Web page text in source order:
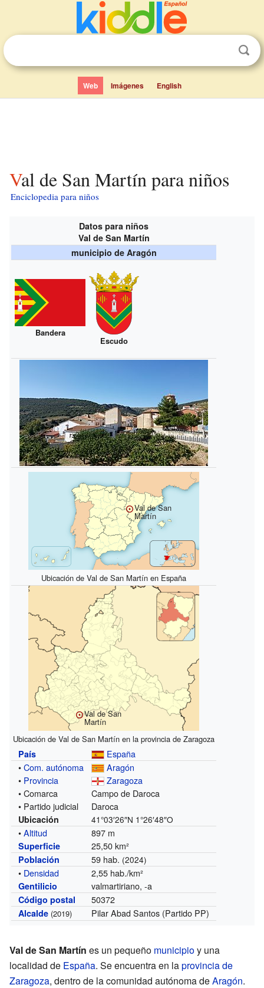
Web Imágenes English
Val de San Martín para niños
Enciclopedia para niños
Datos para niños
Val de San Martín
municipio de Aragón
Bandera
Escudo
Val de San
Martín
Ubicación de Val de San Martín en España
Val de San
Martín
Ubicación de Val de San Martín en la provincia de Zaragoza
País
España
•Com. autónoma
Aragón
• Provincia
Zaragoza
• Comarca
Campo de Daroca
• Partido judicial
Daroca
Ubicación 41°03′26″N 1°26′48″O
•Altitud 897 m
Superficie 25,50 km²
Población 59 hab. (2024)
• Densidad 2,55 hab./km²
Gentilicio valmartiriano, -a
Código postal 50372
Alcalde (2019) Pilar Abad Santos (Partido PP)
Val de San Martín es un pequeño municipioy una
localidad de España. Se encuentra en laprovincia de
Zaragoza, dentro de la comunidad autónoma deAragón.